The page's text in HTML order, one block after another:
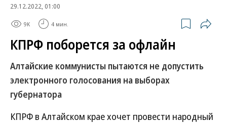
29.12.2022, 01:00
9K 4 мин.
КПРФ поборется за офлайн
Алтайские коммунисты пытаются не допустить
электронного голосования на выборах
губернатора
КПРФ в Алтайском крае хочет провести народный